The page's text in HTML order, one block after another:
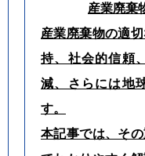
産業廃棄
産業廃棄物の適
持、社会的信頼
減、さらには地
す。
本記事では、そ